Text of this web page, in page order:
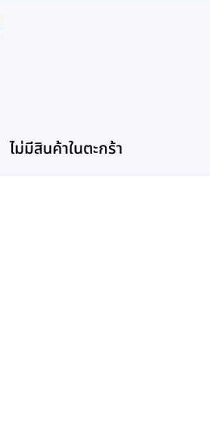
ไม่มีสินค้าในตะกร้า